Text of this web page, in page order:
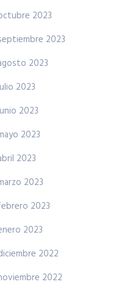
2023
2023
2023
2023
2023
2023
2023
2023
2023
2023
2022
2022